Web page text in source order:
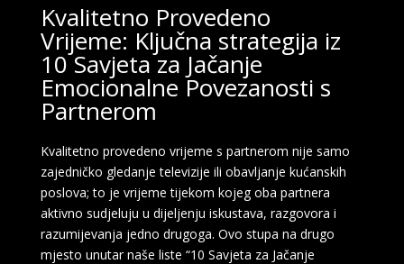
Kvalitetno Provedeno
Vrijeme: Ključna strategija iz
10 Savjeta za Jačanje
Emocionalne Povezanosti s
Partnerom
Kvalitetno provedeno vrijeme s partnerom nije samo
zajedničko gledanje televizije ili obavljanje kućanskih
poslova; to je vrijeme tijekom kojeg oba partnera
aktivno sudjeluju u dijeljenju iskustava, razgovora i
razumijevanja jedno drugoga. Ovo stupa na drugo
mjesto unutar naše liste “10 Savjeta za Jačanje